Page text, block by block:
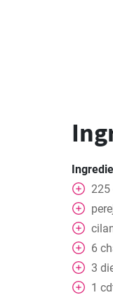
225
6
3
1